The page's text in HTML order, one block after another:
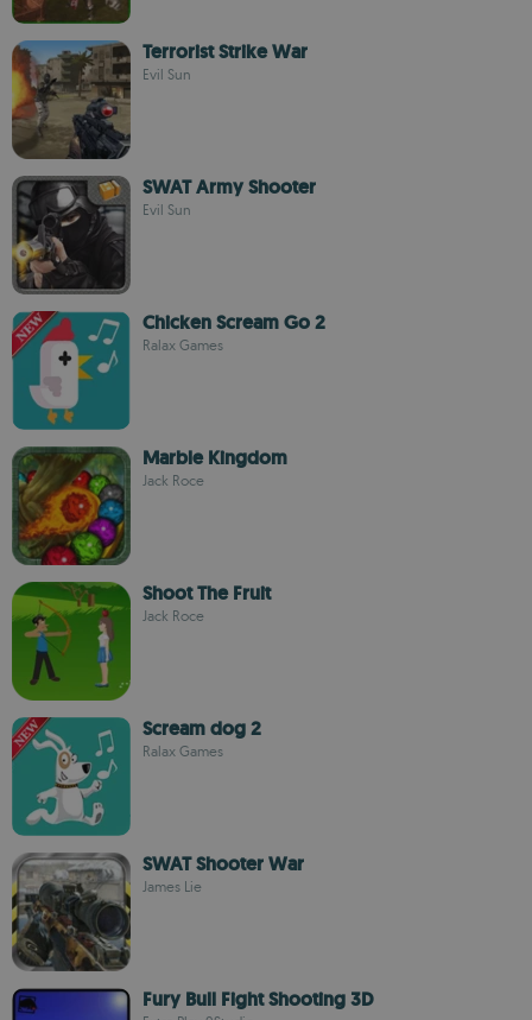
Terrorist Strike War
Evil Sun
SWAT Army Shooter
Evil Sun
Chicken Scream Go 2
Ralax Games
Marble Kingdom
Jack Roce
Shoot The Fruit
Jack Roce
Scream dog 2
Ralax Games
SWAT Shooter War
James Lie
Fury Bull Fight Shooting 3D